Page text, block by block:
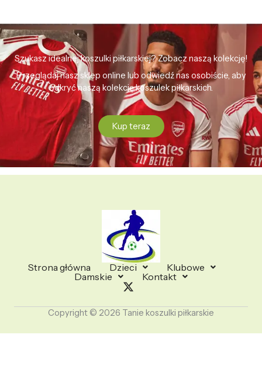
Szukasz idealnej koszulki piłkarskiej? Zobacz naszą kolekcję!
Przeglądaj nasz sklep online lub odwiedź nas osobiście, aby
odkryć naszą kolekcję koszulek piłkarskich.
Kup teraz
Strona główna Dzieci
Klubowe
Damskie
Kontakt
Copyright © 2026 Tanie koszulki piłkarskie